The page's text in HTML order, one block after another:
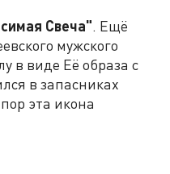
Свеча". Ещё
мужского
в виде Её образа с
в запасниках
эта икона